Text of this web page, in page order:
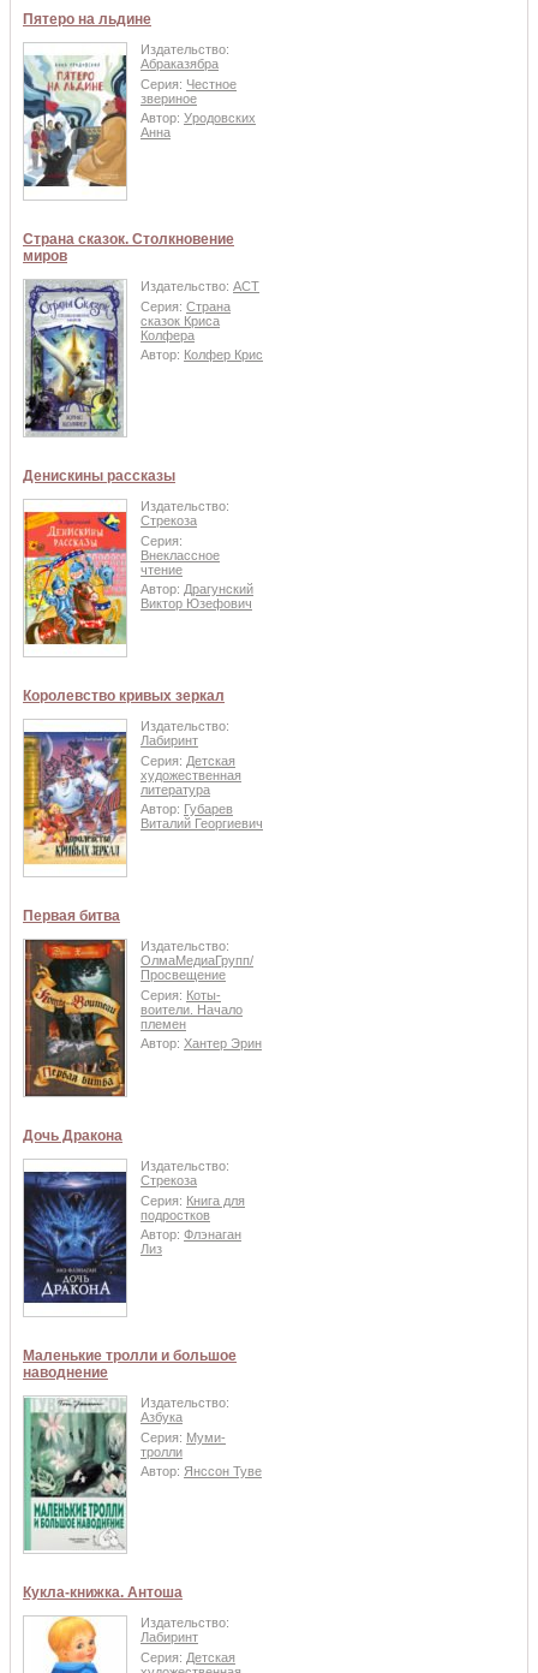
Пятеро на льдине
Издательство:
Абраказябра
Серия: Честное
звериное
Автор: Уродовских
Анна
Страна сказок. Столкновение
миров
Издательство: АСТ
Серия: Страна
сказок Криса
Колфера
Автор: Колфер Крис
Денискины рассказы
Издательство:
Стрекоза
Серия:
Внеклассное
чтение
Автор: Драгунский
Виктор Юзефович
Королевство кривых зеркал
Издательство:
Лабиринт
Серия: Детская
художественная
литература
Автор: Губарев
Виталий Георгиевич
Первая битва
Издательство:
ОлмаМедиаГрупп/
Просвещение
Серия: Коты-
воители. Начало
племен
Автор: Хантер Эрин
Дочь Дракона
Издательство:
Стрекоза
Серия: Книга для
подростков
Автор: Флэнаган
Лиз
Маленькие тролли и большое
наводнение
Издательство:
Азбука
Серия: Муми-
тролли
Автор: Янссон Туве
Кукла-книжка. Антоша
Издательство:
Лабиринт
Серия: Детская